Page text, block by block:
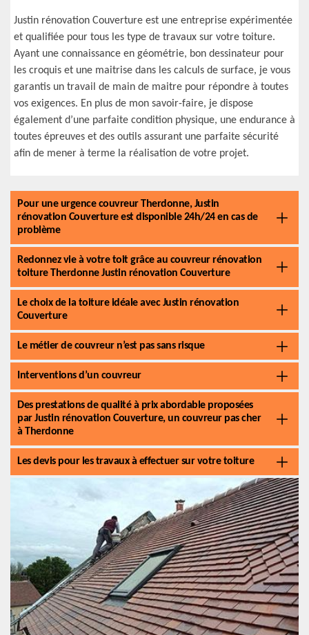
Justin rénovation Couverture est une entreprise expérimentée
et qualifiée pour tous les type de travaux sur votre toiture.
Ayant une connaissance en géométrie, bon dessinateur pour
les croquis et une maitrise dans les calculs de surface, je vous
garantis un travail de main de maitre pour répondre à toutes
vos exigences. En plus de mon savoir-faire, je dispose
également d’une parfaite condition physique, une endurance à
toutes épreuves et des outils assurant une parfaite sécurité
afin de mener à terme la réalisation de votre projet.
Pour une urgence couvreur Therdonne, Justin
rénovation Couverture est disponible 24h/24 en cas de
problème
Redonnez vie à votre toit grâce au couvreur rénovation
toiture Therdonne Justin rénovation Couverture
Le choix de la toiture idéale avec Justin rénovation
Couverture
Le métier de couvreur n’est pas sans risque
Interventions d’un couvreur
Des prestations de qualité à prix abordable proposées
par Justin rénovation Couverture, un couvreur pas cher
à Therdonne
Les devis pour les travaux à effectuer sur votre toiture